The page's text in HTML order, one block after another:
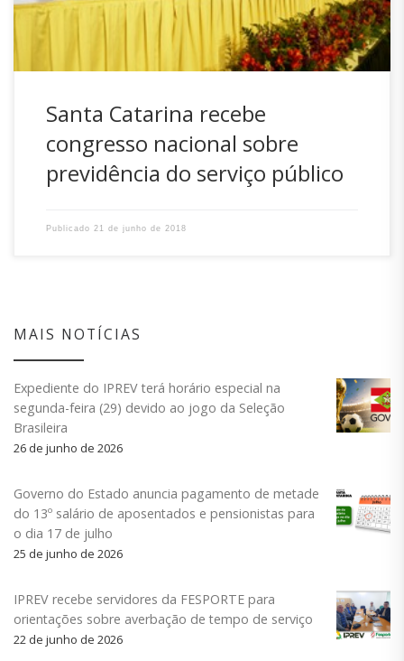
vindos […]
Santa Catarina recebe
congresso nacional sobre
previdência do serviço público
Publicado 21 de junho de 2018
MAIS NOTÍCIAS
Expediente do IPREV terá horário especial na
segunda-feira (29) devido ao jogo da Seleção
Brasileira
26 de junho de 2026
Governo do Estado anuncia pagamento de metade
do 13º salário de aposentados e pensionistas para
o dia 17 de julho
25 de junho de 2026
IPREV recebe servidores da FESPORTE para
orientações sobre averbação de tempo de serviço
22 de junho de 2026